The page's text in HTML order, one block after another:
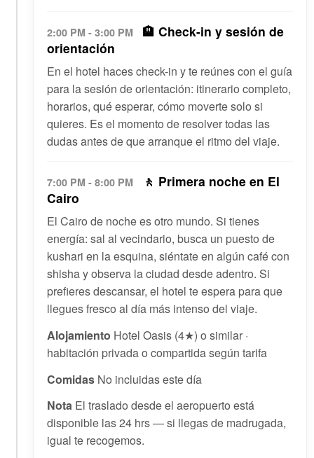
2:00 PM - 3:00 PM
🏨 Check-in y sesión de
orientación
En el hotel haces check-in y te reúnes con el guía
para la sesión de orientación: itinerario completo,
horarios, qué esperar, cómo moverte solo si
quieres. Es el momento de resolver todas las
dudas antes de que arranque el ritmo del viaje.
7:00 PM - 8:00 PM
🚶 Primera noche en El
Cairo
El Cairo de noche es otro mundo. Si tienes
energía: sal al vecindario, busca un puesto de
kushari en la esquina, siéntate en algún café con
shisha y observa la ciudad desde adentro. Si
prefieres descansar, el hotel te espera para que
llegues fresco al día más intenso del viaje.
Alojamiento Hotel Oasis (4★) o similar ·
habitación privada o compartida según tarifa
Comidas No incluidas este día
Nota El traslado desde el aeropuerto está
disponible las 24 hrs — si llegas de madrugada,
igual te recogemos.